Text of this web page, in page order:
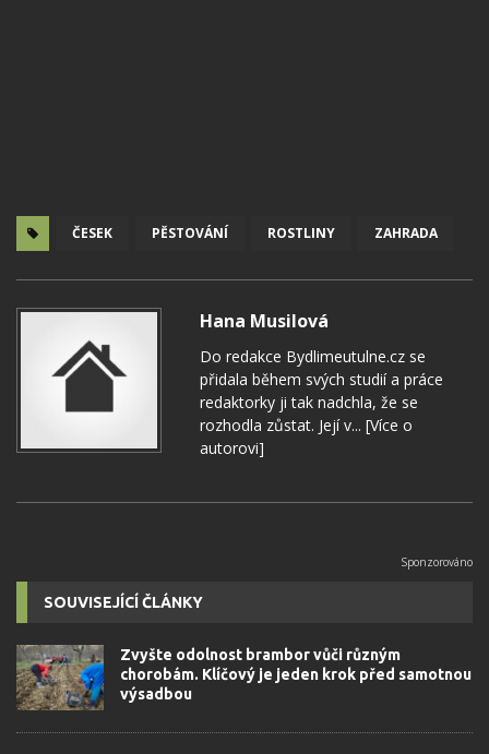
ČESEK PĚSTOVÁNÍ ROSTLINY ZAHRADA
Hana Musilová
Do redakce Bydlimeutulne.cz se
přidala během svých studií a práce
redaktorky ji tak nadchla, že se
rozhodla zůstat. Její v... [Více o
autorovi]
SOUVISEJÍCÍ ČLÁNKY
Zvyšte odolnost brambor vůči různým
chorobám. Klíčový je jeden krok před samotnou
výsadbou